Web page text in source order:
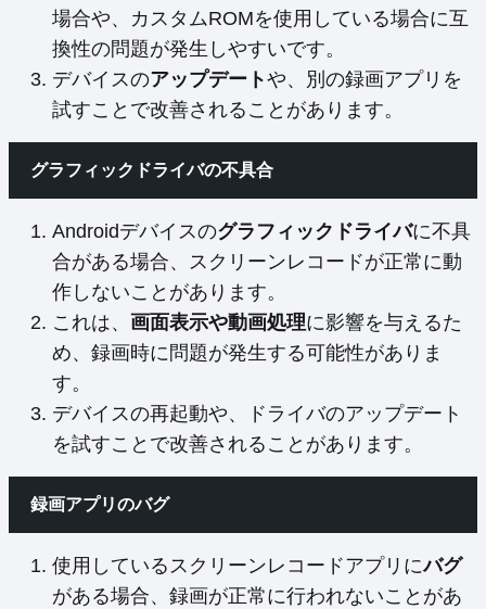
場合や、カスタムROMを使用している場合に互
換性の問題が発生しやすいです。
デバイスのアップデートや、別の録画アプリを
試すことで改善されることがあります。
グラフィックドライバの不具合
Androidデバイスのグラフィックドライバに不具
合がある場合、スクリーンレコードが正常に動
作しないことがあります。
これは、 画面表示や動画処理に影響を与えるた
め、録画時に問題が発生する可能性がありま
す。
デバイスの再起動や、ドライバのアップデート
を試すことで改善されることがあります。
録画アプリのバグ
使用しているスクリーンレコードアプリにバグ
がある場合、録画が正常に行われないことがあ